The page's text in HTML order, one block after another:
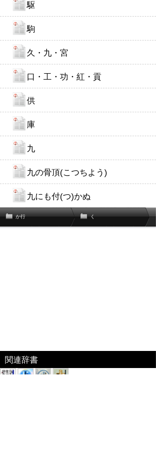
駆
駒
久・九・宮
口・工・功・紅・貢
供
庫
九
九の骨頂(こつちよう)
九にも付(つ)かぬ
か行 く
関連辞書